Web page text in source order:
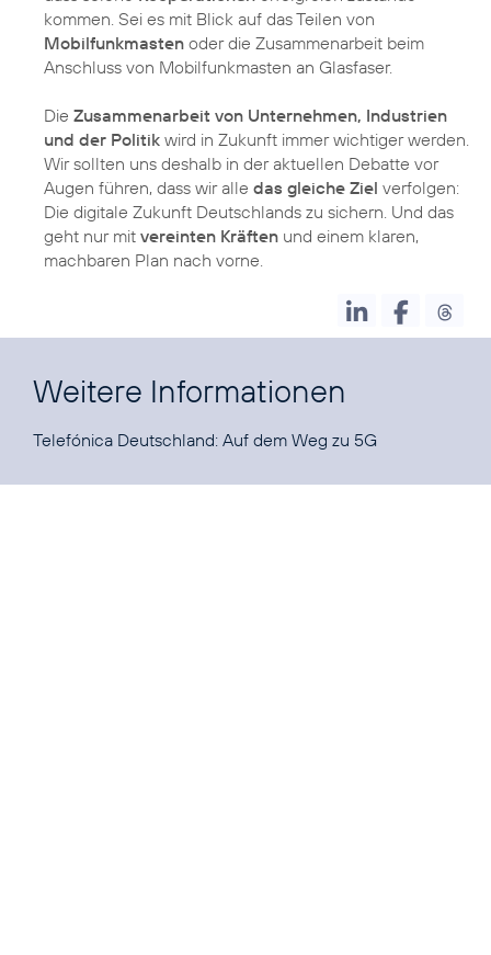
kommen. Sei es mit Blick auf das Teilen von
Mobilfunkmasten oder die Zusammenarbeit beim
Anschluss von Mobilfunkmasten an Glasfaser.
Die Zusammenarbeit von Unternehmen, Industrien
und der Politik wird in Zukunft immer wichtiger werden.
Wir sollten uns deshalb in der aktuellen Debatte vor
Augen führen, dass wir alle das gleiche Ziel verfolgen:
Die digitale Zukunft Deutschlands zu sichern. Und das
geht nur mit vereinten Kräften und einem klaren,
machbaren Plan nach vorne.
Weitere Informationen
Telefónica Deutschland: Auf dem Weg zu 5G